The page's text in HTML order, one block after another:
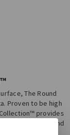
The Round
Proven to be high
provides
gel cohesivity, and
high.